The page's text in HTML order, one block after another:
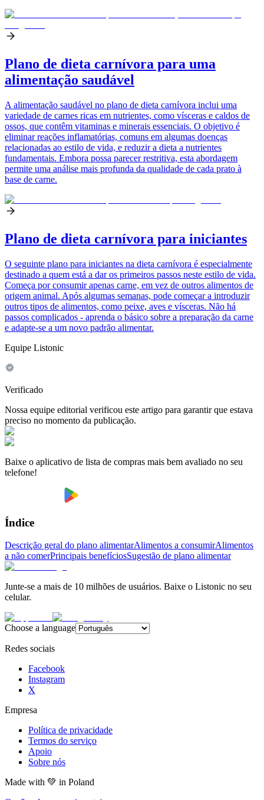
Plano de dieta carnívora para uma
alimentação saudável
A alimentação saudável no plano de dieta carnívora inclui uma
variedade de carnes ricas em nutrientes, como vísceras e caldos de
ossos, que contêm vitaminas e minerais essenciais. O objetivo é
eliminar reações inflamatórias, comuns em algumas doenças
relacionadas ao estilo de vida, e reduzir a dieta a nutrientes
fundamentais. Embora possa parecer restritiva, esta abordagem
permite uma análise mais profunda da qualidade de cada prato à
base de carne.
Plano de dieta carnívora para iniciantes
O seguinte plano para iniciantes na dieta carnívora é especialmente
destinado a quem está a dar os primeiros passos neste estilo de vida.
Começa por consumir apenas carne, em vez de outros alimentos de
origem animal. Após algumas semanas, pode começar a introduzir
outros tipos de alimentos, como peixe, aves e vísceras. Não há
passos complicados - aprenda o básico sobre a preparação da carne
e adapte-se a um novo padrão alimentar.
Equipe Listonic
Verificado
Nossa equipe editorial verificou este artigo para garantir que estava
preciso no momento da publicação.
Baixe o aplicativo de lista de compras mais bem avaliado no seu
telefone!
Índice
Descrição geral do plano alimentarAlimentos a consumirAlimentos
a não comerPrincipais benefíciosSugestão de plano alimentar
Junte-se a mais de 10 milhões de usuários. Baixe o Listonic no seu
celular.
Choose a language
Redes sociais
Facebook
Instagram
X
Empresa
Política de privacidade
Termos do serviço
Apoio
Sobre nós
Made with 💚 in Poland